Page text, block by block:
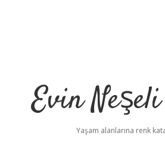
Evin
Yaşam alanlarına renk